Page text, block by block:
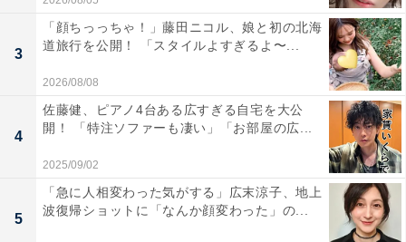
3
「顔ちっっちゃ！」藤田ニコル、娘と初の北海
道旅行を公開！ 「スタイルよすぎるよ〜...
2026/08/08
4
佐藤健、ピアノ4台ある広すぎる自宅を大公
開！ 「特注ソファーも凄い」「お部屋の広...
2025/09/02
5
「急に人相変わった気がする」広末涼子、地上
波復帰ショットに「なんか顔変わった」の...